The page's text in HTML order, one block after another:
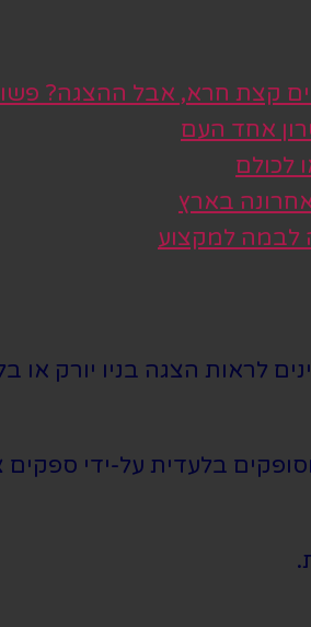
קצת חרא, אבל ההצגה?
אחד העם
לכולם
בארץ
לבמה למקצוע
לראות הצגה בניו יורק או
בלעדית על-ידי ספקים